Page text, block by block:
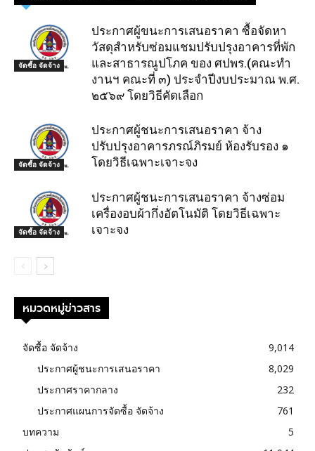
จัดซื้อ จัดจ้าง
ประกาศผู้ขนะการเสนอราคา ซื้อจัดหา
วัสดุสำหรับซ่อมแชมปรับปรุงอาคารที่พัก
และสาธารณูปโภค ของ ศปพร.(คณะทำ
งานฯ คณะที่ ๓) ประจำปีงบประมาณ พ.ศ.
๒๕๖๙ โดยวิธีคัดเลือก
จัดซื้อ จัดจ้าง
ประกาศผู้ชนะการเสนอราคา จ้าง
ปรับปรุงอาคารภรณ์ภิรมย์ ห้องรับรอง ๑
โดยวิธีเฉพาะเจาะจง
จัดซื้อ จัดจ้าง
ประกาศผู้ชนะการเสนอราคา จ้างซ่อม
เครื่องอบผ้ากึ่งอัตโนมัติ โดยวิธีเฉพาะ
เจาะจง
หมวดหมู่ข่าวสาร
จัดซื้อ จัดจ้าง
9,014
ประกาศผู้ชนะการเสนอราคา
8,029
ประกาศราคากลาง
232
ประกาศแผนการจัดซื้อ จัดจ้าง
761
บทความ
5